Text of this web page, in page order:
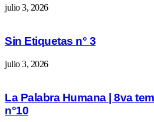
julio 3, 2026
Sin Etiquetas n° 3
julio 3, 2026
La Palabra Humana | 8va
n°10